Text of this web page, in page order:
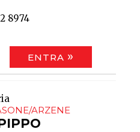
8974
ENTRA
ARZENE